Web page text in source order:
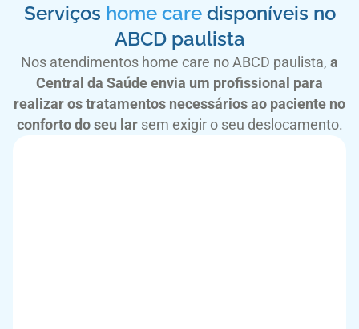
Serviços home caredisponíveis no
ABCD paulista
Nos atendimentos home care no ABCD paulista, a
Central da Saúde envia um profissional para
realizar os tratamentos necessários ao paciente no
conforto do seu larsem exigir o seu deslocamento.